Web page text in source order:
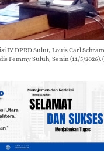
IV DPRD Sulut, Louis Carl
Femmy Suluh, Senin (11/5/2026).